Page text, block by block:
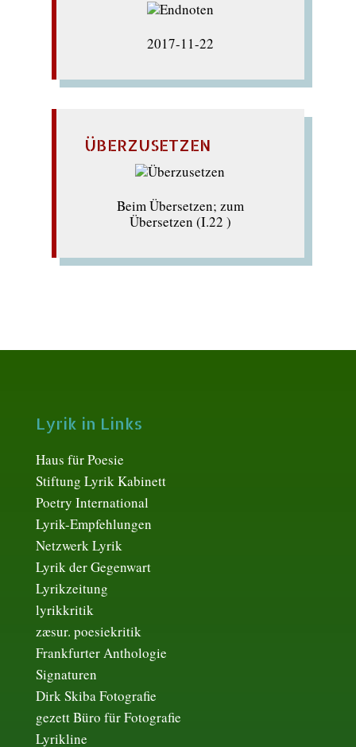
2017-11-22
ÜBERZUSETZEN
Beim Übersetzen; zum
Übersetzen (I.22 )
Lyrik in Links
Haus für Poesie
Stiftung Lyrik Kabinett
Poetry International
Lyrik-Empfehlungen
Netzwerk Lyrik
Lyrik der Gegenwart
Lyrikzeitung
lyrikkritik
zæsur. poesiekritik
Frankfurter Anthologie
Signaturen
Dirk Skiba Fotografie
gezett Büro für Fotografie
Lyrikline